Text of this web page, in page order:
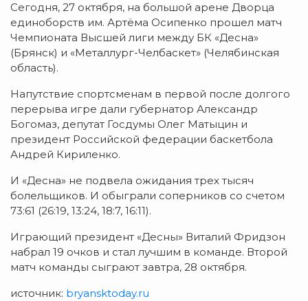
Сегодня, 27 октября, на большой арене Дворца
единоборств им. Артёма Осипенко прошел матч
Чемпионата Высшей лиги между БК «Десна»
(Брянск) и «Металлург-Челбаскет» (Челябинская
область).
Напутствие спортсменам в первой после долгого
перерыва игре дали губернатор Александр
Богомаз, депутат Госдумы Олег Матыцин и
президент Российской федерации баскетбола
Андрей Кириленко.
И «Десна» не подвела ожидания трех тысяч
болельщиков. И обыграли соперников со счетом
73:61 (26:19, 13:24, 18:7, 16:11).
Играющий президент «Десны» Виталий Фридзон
набрал 19 очков и стал лучшим в команде. Второй
матч команды сыграют завтра, 28 октября.
источник: bryansktoday.ru